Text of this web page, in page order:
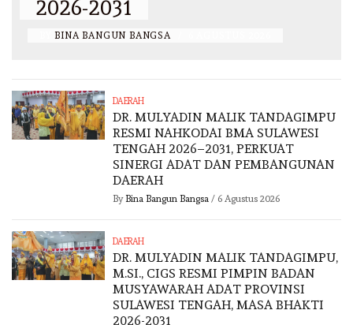
2026-2031
BINA BANGUN BANGSA
DAERAH
DR. MULYADIN MALIK TANDAGIMPU
RESMI NAHKODAI BMA SULAWESI
TENGAH 2026–2031, PERKUAT
SINERGI ADAT DAN PEMBANGUNAN
DAERAH
By Bina Bangun Bangsa / 6 Agustus 2026
DAERAH
DR. MULYADIN MALIK TANDAGIMPU,
M.SI., CIGS RESMI PIMPIN BADAN
MUSYAWARAH ADAT PROVINSI
SULAWESI TENGAH, MASA BHAKTI
2026-2031